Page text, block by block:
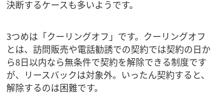
決断するケースも多いようです。
3つめは「クーリングオフ」です。クーリングオフ
とは、訪問販売や電話勧誘での契約では契約の日か
ら8日以内なら無条件で契約を解除できる制度です
が、リースバックは対象外。いったん契約すると、
解除するのは困難です。